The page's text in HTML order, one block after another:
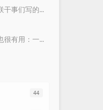
为19模联干事们写的欢迎辞
浏览器也很有用：一台Chromebook的使用体验
44